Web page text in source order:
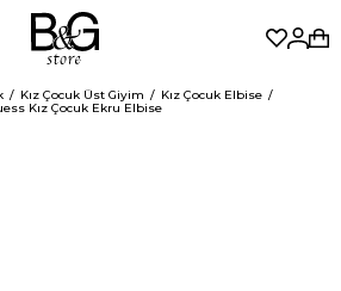
Kız Çocuk Üst Giyim
Kız Çocuk Elbise
Kız Çocuk Ekru Elbise